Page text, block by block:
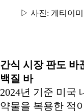
▷ 사진: 게티이
간식 시장 판도 바
백질 바
2024년 기준 미국
약물을 복용한 적